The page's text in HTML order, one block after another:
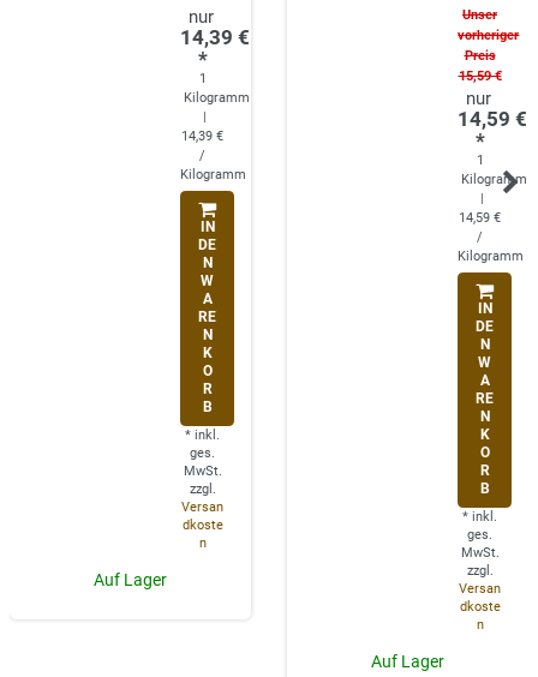
14,39 €
*
1
Kilogramm
14,39 €
/
Kilogramm
IN
DE
N
W
A
RE
N
K
O
R
B
* inkl.
ges.
MwSt.
zzgl.
Versan
dkoste
n
Auf Lager
Unser
vorheriger
Preis
15,59 €
14,59 €
*
1
Kilogramm
14,59 €
/
Kilogramm
IN
DE
N
W
A
RE
N
K
O
R
B
* inkl.
ges.
MwSt.
zzgl.
Versan
dkoste
n
Auf Lager